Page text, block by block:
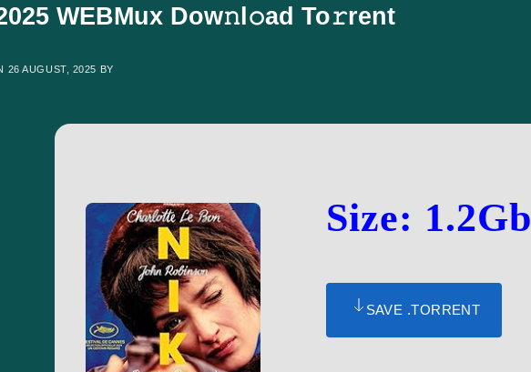
WEBMux Dow𝚗l𝚘ad To𝚛rent
26 AUGUST, 2025 BY
Size: 1.2Gb
SAVE .TORRENT